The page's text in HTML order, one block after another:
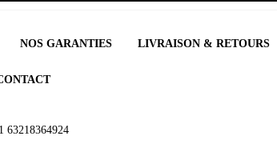
NOS GARANTIES LIVRAISON & RETOURS
63218364924